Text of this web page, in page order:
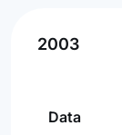
2003
Data